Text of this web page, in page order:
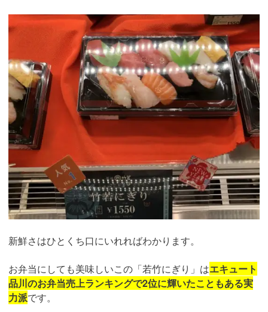
新鮮さはひとくち口にいれればわかります。
お弁当にしても美味しいこの「若竹にぎり」はエキュート
品川のお弁当売上ランキングで2位に輝いたこともある実
力派です。